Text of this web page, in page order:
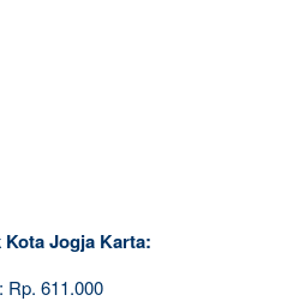
Jogja Karta:
Rp. 611.000